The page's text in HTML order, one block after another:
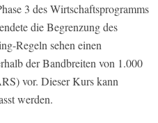
3 des Wirtschaftsprogramms
die Begrenzung des
Regeln sehen einen
der Bandbreiten von 1.000
vor. Dieser Kurs kann
werden.